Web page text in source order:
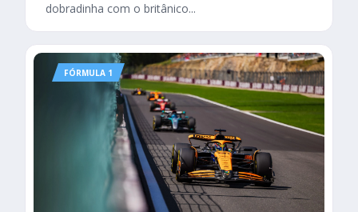
dobradinha com o britânico...
FÓRMULA 1